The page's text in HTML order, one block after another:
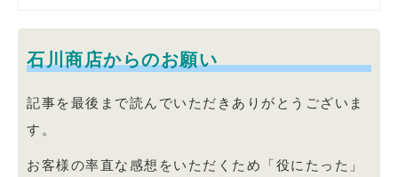
石川商店からのお願い
記事を最後まで読んでいただきありがとうございま
す。
お客様の率直な感想をいただくため「役にたった」